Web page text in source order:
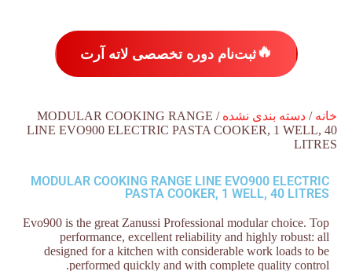
🔥ثبت‌نام دوره تخصصی لاته آرت
خانه / دسته بندی نشده
/ MODULAR COOKING RANGE
LINE EVO900 ELECTRIC PASTA COOKER, 1 WELL, 40
LITRES
MODULAR COOKING RANGE LINE EVO900 ELECTRIC
PASTA COOKER, 1 WELL, 40 LITRES
Evo900 is the great Zanussi Professional modular choice. Top
performance, excellent reliability and highly robust: all
designed for a kitchen with considerable work loads to be
performed quickly and with complete quality control.